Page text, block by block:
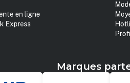
en ligne
Express
Marques